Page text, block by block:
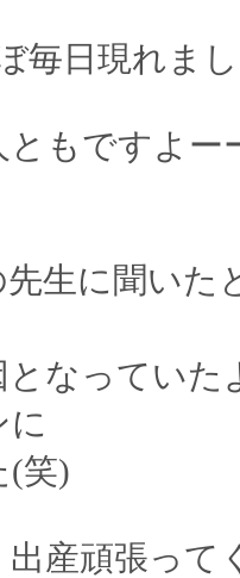
毎日現れま
ともですよ
先生に聞い
となっていた
に
(笑)
産頑張って